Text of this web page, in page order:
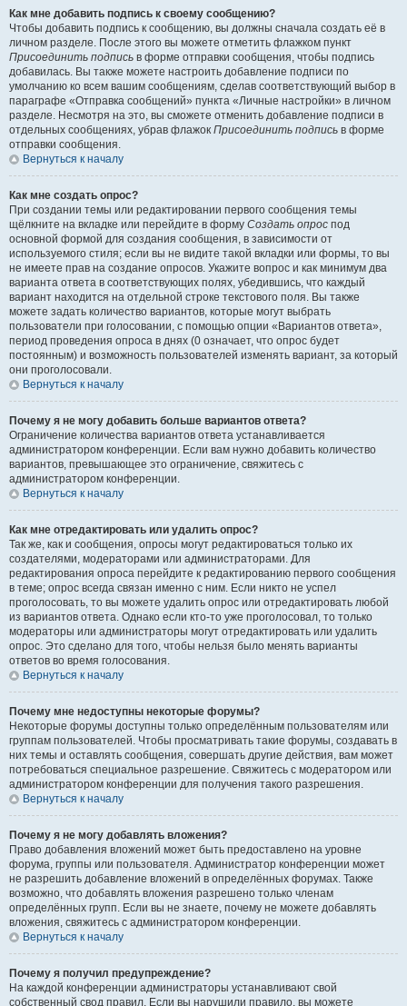
Как мне добавить подпись к своему сообщению?
Чтобы добавить подпись к сообщению, вы должны сначала создать её в
личном разделе. После этого вы можете отметить флажком пункт
Присоединить подпись в форме отправки сообщения, чтобы подпись
добавилась. Вы также можете настроить добавление подписи по
умолчанию ко всем вашим сообщениям, сделав соответствующий выбор в
параграфе «Отправка сообщений» пункта «Личные настройки» в личном
разделе. Несмотря на это, вы сможете отменить добавление подписи в
отдельных сообщениях, убрав флажок Присоединить подпись в форме
отправки сообщения.
Вернуться к началу
Как мне создать опрос?
При создании темы или редактировании первого сообщения темы
щёлкните на вкладке или перейдите в форму Создать опрос под
основной формой для создания сообщения, в зависимости от
используемого стиля; если вы не видите такой вкладки или формы, то вы
не имеете прав на создание опросов. Укажите вопрос и как минимум два
варианта ответа в соответствующих полях, убедившись, что каждый
вариант находится на отдельной строке текстового поля. Вы также
можете задать количество вариантов, которые могут выбрать
пользователи при голосовании, с помощью опции «Вариантов ответа»,
период проведения опроса в днях (0 означает, что опрос будет
постоянным) и возможность пользователей изменять вариант, за который
они проголосовали.
Вернуться к началу
Почему я не могу добавить больше вариантов ответа?
Ограничение количества вариантов ответа устанавливается
администратором конференции. Если вам нужно добавить количество
вариантов, превышающее это ограничение, свяжитесь с
администратором конференции.
Вернуться к началу
Как мне отредактировать или удалить опрос?
Так же, как и сообщения, опросы могут редактироваться только их
создателями, модераторами или администраторами. Для
редактирования опроса перейдите к редактированию первого сообщения
в теме; опрос всегда связан именно с ним. Если никто не успел
проголосовать, то вы можете удалить опрос или отредактировать любой
из вариантов ответа. Однако если кто-то уже проголосовал, то только
модераторы или администраторы могут отредактировать или удалить
опрос. Это сделано для того, чтобы нельзя было менять варианты
ответов во время голосования.
Вернуться к началу
Почему мне недоступны некоторые форумы?
Некоторые форумы доступны только определённым пользователям или
группам пользователей. Чтобы просматривать такие форумы, создавать в
них темы и оставлять сообщения, совершать другие действия, вам может
потребоваться специальное разрешение. Свяжитесь с модератором или
администратором конференции для получения такого разрешения.
Вернуться к началу
Почему я не могу добавлять вложения?
Право добавления вложений может быть предоставлено на уровне
форума, группы или пользователя. Администратор конференции может
не разрешить добавление вложений в определённых форумах. Также
возможно, что добавлять вложения разрешено только членам
определённых групп. Если вы не знаете, почему не можете добавлять
вложения, свяжитесь с администратором конференции.
Вернуться к началу
Почему я получил предупреждение?
На каждой конференции администраторы устанавливают свой
собственный свод правил. Если вы нарушили правило, вы можете